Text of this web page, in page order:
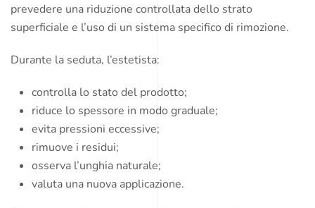
prevedere una riduzione controllata dello strato
superficiale e l’uso di un sistema specifico di rimozione.
Durante la seduta, l’estetista:
controlla lo stato del prodotto;
riduce lo spessore in modo graduale;
evita pressioni eccessive;
rimuove i residui;
osserva l’unghia naturale;
valuta una nuova applicazione.